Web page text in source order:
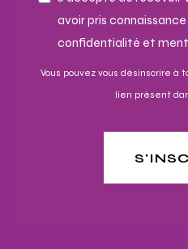
avoir pris
confidentialité et
Vous pouvez vous désinscrire
lien présent